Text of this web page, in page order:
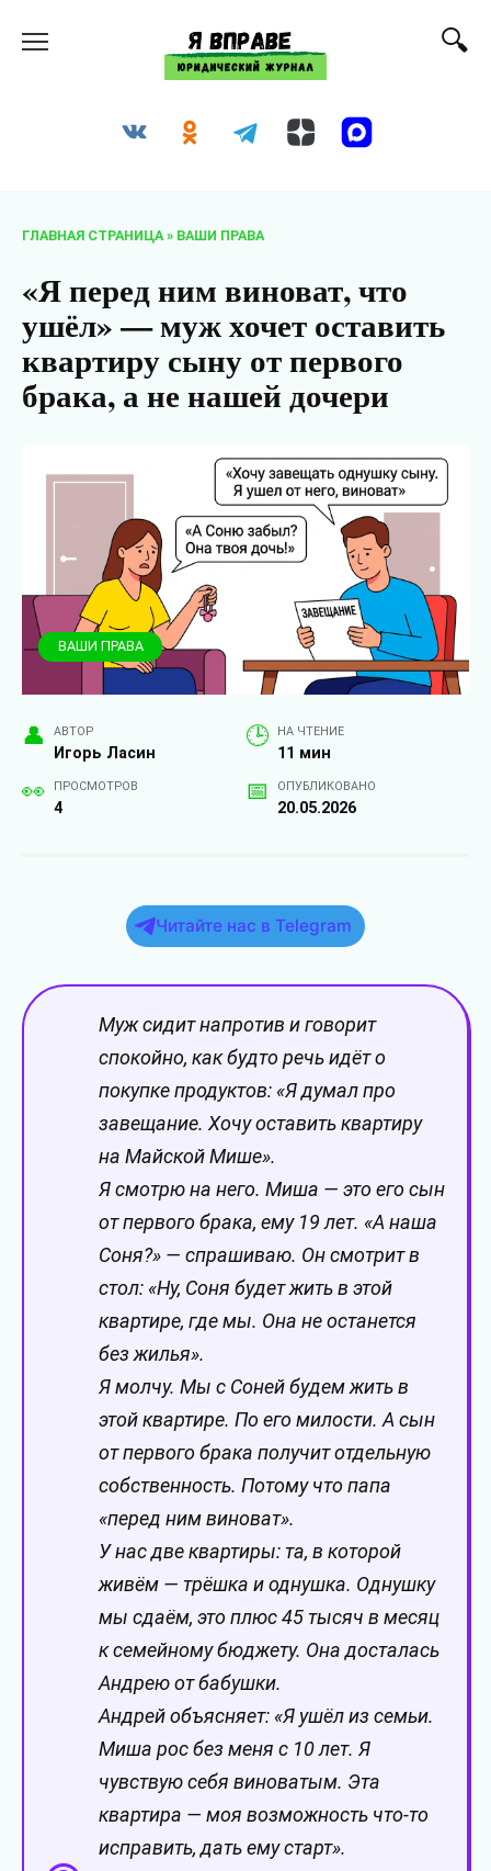
ГЛАВНАЯ СТРАНИЦА » ВАШИ ПРАВА
«Я перед ним виноват, что
ушёл» — муж хочет оставить
квартиру сыну от первого
брака, а не нашей дочери
ВАШИ ПРАВА
АВТОР
Игорь Ласин
НА ЧТЕНИЕ
11 мин
ПРОСМОТРОВ
4
ОПУБЛИКОВАНО
20.05.2026
Читайте нас в Telegram
Муж сидит напротив и говорит
спокойно, как будто речь идёт о
покупке продуктов: «Я думал про
завещание. Хочу оставить квартиру
на Майской Мише».
Я смотрю на него. Миша — это его сын
от первого брака, ему 19 лет. «А наша
Соня?» — спрашиваю. Он смотрит в
стол: «Ну, Соня будет жить в этой
квартире, где мы. Она не останется
без жилья».
Я молчу. Мы с Соней будем жить в
этой квартире. По его милости. А сын
от первого брака получит отдельную
собственность. Потому что папа
«перед ним виноват».
У нас две квартиры: та, в которой
живём — трёшка и однушка. Однушку
мы сдаём, это плюс 45 тысяч в месяц
к семейному бюджету. Она досталась
Андрею от бабушки.
Андрей объясняет: «Я ушёл из семьи.
Миша рос без меня с 10 лет. Я
чувствую себя виноватым. Эта
квартира — моя возможность что-то
исправить, дать ему старт».